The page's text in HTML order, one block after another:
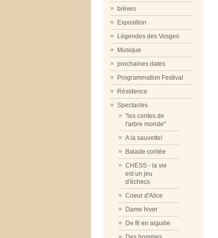
brèves
Exposition
Légendes des Vosges
Musique
prochaines dates
Programmation Festival
Résidence
Spectacles
"les contes de
l'arbre monde"
A la sauvette!
Balade contée
CHESS - la vie
est un jeu
d'échecs
Coeur d'Alice
Dame hiver
De fil en aiguille